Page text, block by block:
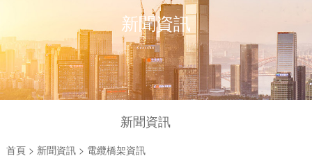
新聞資訊
新聞資訊
首頁> 新聞資訊> 電纜橋架資訊